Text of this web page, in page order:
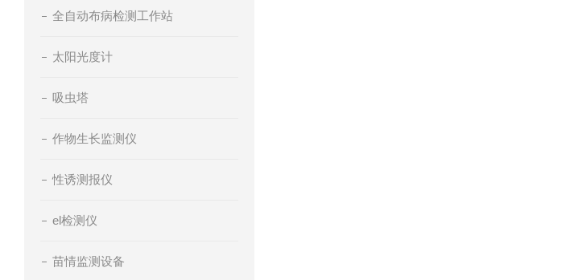
全自动布病检测工作站
太阳光度计
吸虫塔
作物生长监测仪
性诱测报仪
el检测仪
苗情监测设备